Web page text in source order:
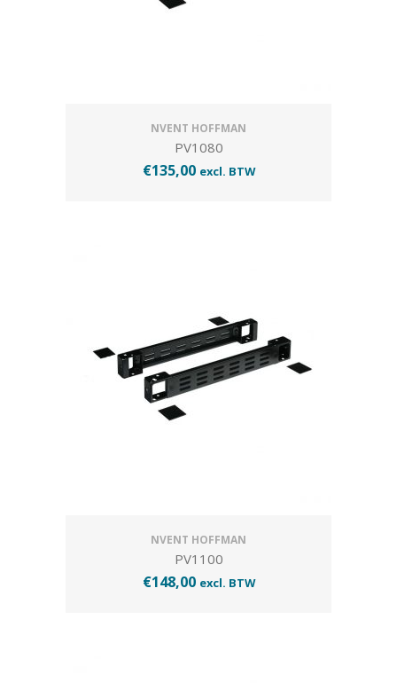
NVENT HOFFMAN
PV1080
€135,00 excl. BTW
NVENT HOFFMAN
PV1100
€148,00 excl. BTW